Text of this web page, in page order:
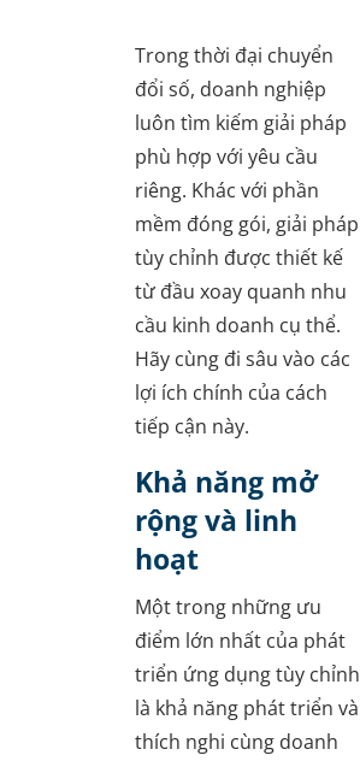
Trong thời đại chuyển
đổi số, doanh nghiệp
luôn tìm kiếm giải pháp
phù hợp với yêu cầu
riêng. Khác với phần
mềm đóng gói, giải pháp
tùy chỉnh được thiết kế
từ đầu xoay quanh nhu
cầu kinh doanh cụ thể.
Hãy cùng đi sâu vào các
lợi ích chính của cách
tiếp cận này.
Khả năng mở
rộng và linh
hoạt
Một trong những ưu
điểm lớn nhất của phát
triển ứng dụng tùy chỉnh
là khả năng phát triển và
thích nghi cùng doanh